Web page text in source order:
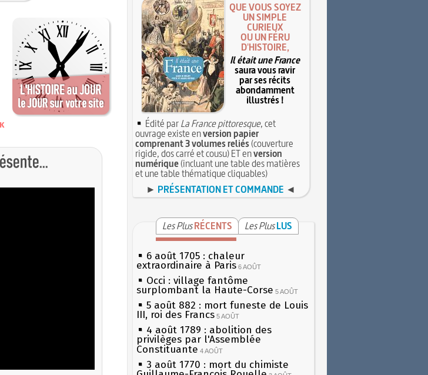
QUE VOUS SOYEZ
UN SIMPLE
CURIEUX
OU UN FÉRU
D'HISTOIRE,
Il était une France
saura vous ravir
par ses récits
abondamment
illustrés !
Édité parLa France pittoresque, cet
ouvrage existe enversion papier
comprenant 3 volumes reliés(couverture
rigide, dos carré et cousu) ET enversion
numérique(incluant une table des matières
et une table thématique cliquables)
► PRÉSENTATION ET COMMANDE ◄
Les Plus RÉCENTS Les Plus LUS
6 août 1705 : chaleur
extraordinaire à Paris 6 AOÛT
Occi : village fantôme
surplombant la Haute-Corse 5 AOÛT
5 août 882 : mort funeste de Louis
III, roi des Francs 5 AOÛT
4 août 1789 : abolition des
privilèges par l'Assemblée
Constituante 4 AOÛT
3 août 1770 : mort du chimiste